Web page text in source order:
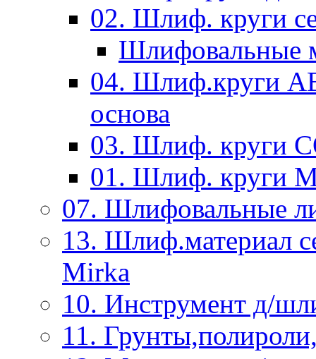
02. Шлиф. круги
Шлифовальные
04. Шлиф.круги
основа
03. Шлиф. круги
01. Шлиф. круги
07. Шлифовальные
13. Шлиф.материал
Mirka
10. Инструмент д/
11.